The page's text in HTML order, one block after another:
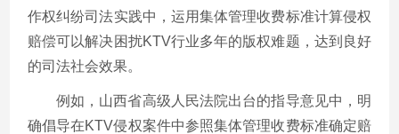
作权纠纷司法实践中，运用集体管理收费标准计算侵权
赔偿可以解决困扰KTV行业多年的版权难题，达到良好
的司法社会效果。
例如，山西省高级人民法院出台的指导意见中，明
确倡导在KTV侵权案件中参照集体管理收费标准确定赔